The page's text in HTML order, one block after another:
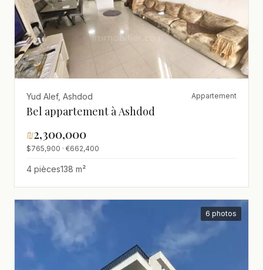
Yud Alef, Ashdod Appartement
Bel appartement à Ashdod
₪2,300,000
$765,900 · €662,400
4 pièces138 m²
6 photos